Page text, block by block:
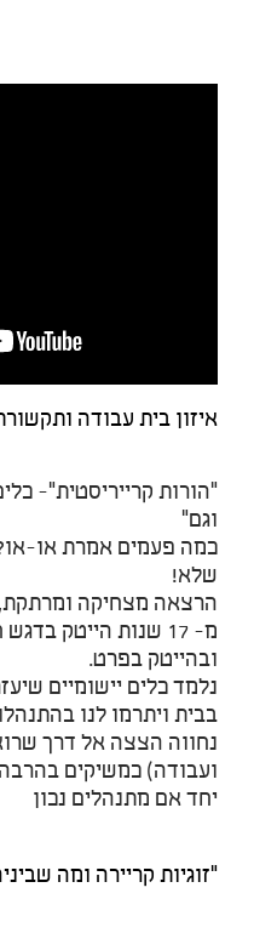
איזון בית עבודה
"הורות קרייריסטית"-
וגם"
כמה פעמים אמרת או-או?
שלא!
הרצאה מצחיקה
מ- 17 שנות הייטק
ובהייטק בפרט.
נלמד כלים יישומיים
בבית ויתרמו לנו
נחווה הצצה אל דרך
ועבודה) כמשיקים בהרבה
יחד אם מתנהלים נכון
"זוגיות קריירה ומה